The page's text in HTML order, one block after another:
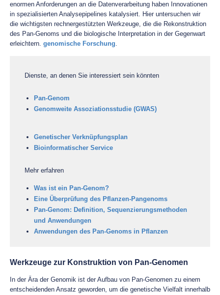
enormen Anforderungen an die Datenverarbeitung haben Innovationen
in spezialisierten Analysepipelines katalysiert. Hier untersuchen wir
die wichtigsten rechnergestützten Werkzeuge, die die Rekonstruktion
des Pan-Genoms und die biologische Interpretation in der Gegenwart
erleichtern. genomische Forschung.
Dienste, an denen Sie interessiert sein könnten
Pan-Genom
Genomweite Assoziationsstudie (GWAS)
Genetischer Verknüpfungsplan
Bioinformatischer Service
Mehr erfahren
Was ist ein Pan-Genom?
Eine Überprüfung des Pflanzen-Pangenoms
Pan-Genom: Definition, Sequenzierungsmethoden
und Anwendungen
Anwendungen des Pan-Genoms in Pflanzen
Werkzeuge zur Konstruktion von Pan-Genomen
In der Ära der Genomik ist der Aufbau von Pan-Genomen zu einem
entscheidenden Ansatz geworden, um die genetische Vielfalt innerhalb